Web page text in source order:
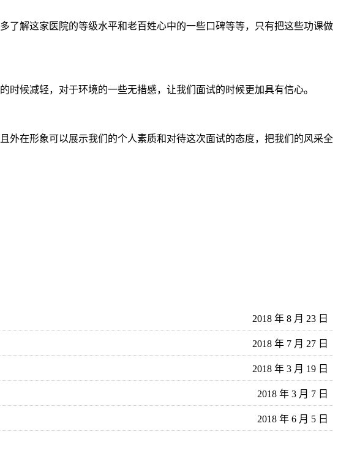
了解这家医院的等级水平和老百姓心中的一些口碑等等，只有把这些功课做
候减轻，对于环境的一些无措感，让我们面试的时候更加具有信心。
外在形象可以展示我们的个人素质和对待这次面试的态度，把我们的风采全
2018 年 8 月 23 日
2018 年 7 月 27 日
2018 年 3 月 19 日
2018 年 3 月 7 日
2018 年 6 月 5 日